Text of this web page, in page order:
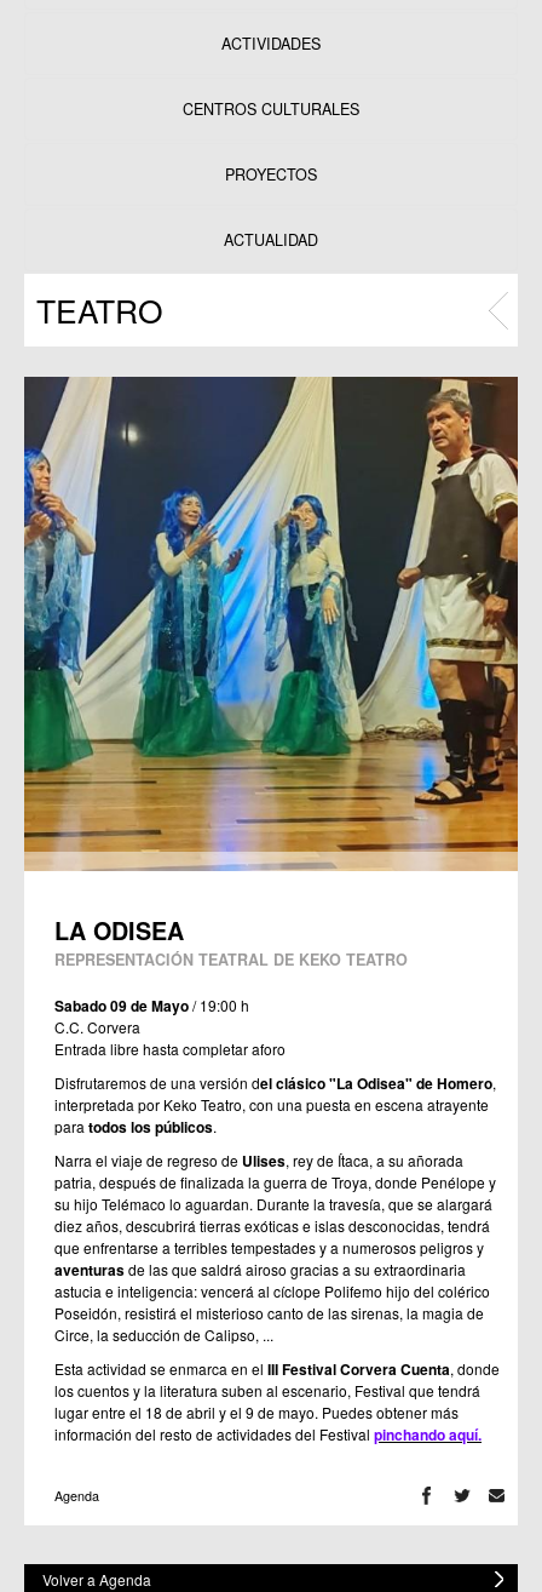
ACTIVIDADES
CENTROS CULTURALES
PROYECTOS
Programas
ACTUALIDAD
TEATRO
LA ODISEA
REPRESENTACIÓN TEATRAL DE KEKO TEATRO
Sabado 09 de Mayo/ 19:00 h
C.C. Corvera
Entrada libre hasta completar aforo
Disfrutaremos de una versión del clásico "La Odisea" de Homero,
interpretada por Keko Teatro, con una puesta en escena atrayente
para todos los públicos.
Narra el viaje de regreso de Ulises, rey de Ítaca, a su añorada
patria, después de finalizada la guerra de Troya, donde Penélope y
su hijo Telémaco lo aguardan. Durante la travesía, que se alargará
diez años, descubrirá tierras exóticas e islas desconocidas, tendrá
que enfrentarse a terribles tempestades y a numerosos peligros y
aventurasde las que saldrá airoso gracias a su extraordinaria
astucia e inteligencia: vencerá al cíclope Polifemo hijo del colérico
Poseidón, resistirá el misterioso canto de las sirenas, la magia de
Circe, la seducción de Calipso, ...
Esta actividad se enmarca en el IIIFestival Corvera Cuenta, donde
los cuentos y la literatura suben al escenario, Festival que tendrá
lugar entre el 18 de abril y el 9 de mayo. Puedes obtener más
información del resto de actividades del Festival pinchando aquí.
Agenda
Volver a Agenda